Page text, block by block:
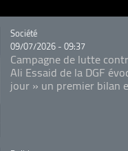
Catégorie
Société
09/07/2026 - 09:37
Campagne de lutte
Ali Essaid de la DGF
jour » un premier bilan